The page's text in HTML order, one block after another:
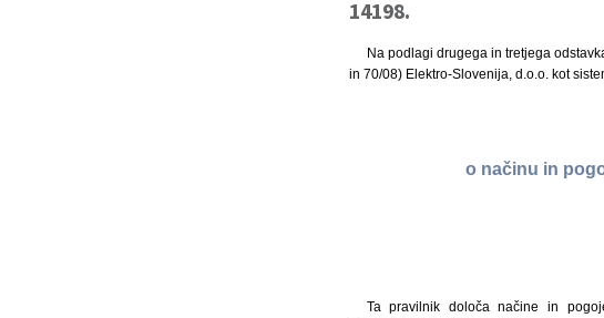
14198.
Na podlagi drugega in tretjega
in 70/08) Elektro-Slovenija, d.o.o. kot
o načinu in
Ta pravilnik določa načine in